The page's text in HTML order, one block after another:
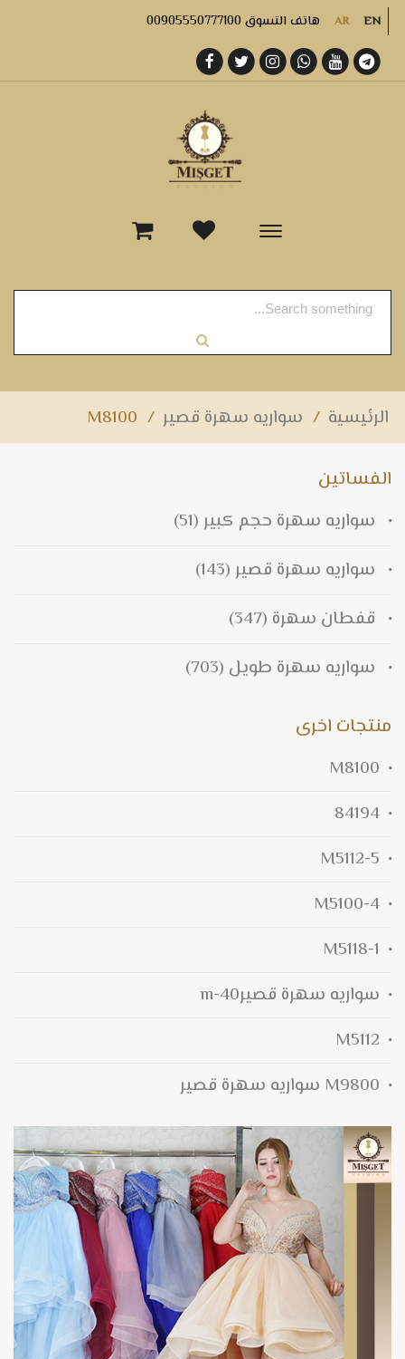
AR EN هاتف التسوق 00905550777100
-
الرئيسية / سواريه سهرة قصير /
M8100
الفساتين
سواريه سهرة حجم كبير (51)
سواريه سهرة قصير (143)
قفطان سهرة (347)
سواريه سهرة طويل (703)
منتجات اخرى
M8100
84194
M5112-5
M5100-4
M5118-1
سواريه سهرة قصيرm-40
M5112
M9800 سواريه سهرة قصير